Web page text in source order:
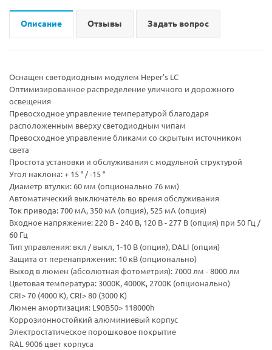
Описание Отзывы Задать вопрос
Оснащен светодиодным модулем Heper's LC
Оптимизированное распределение уличного и дорожного
освещения
Превосходное управление температурой благодаря
расположенным вверху светодиодным чипам
Превосходное управление бликами со скрытым источником
света
Простота установки и обслуживания с модульной структурой
Угол наклона: + 15 ° / -15 °
Диаметр втулки: 60 мм (опционально 76 мм)
Автоматический выключатель во время обслуживания
Ток привода: 700 мА, 350 мА (опция), 525 мА (опция)
Входное напряжение: 220 В - 240 В, 120 В - 277 В (опция) при 50 Гц /
60 Гц
Тип управления: вкл / выкл, 1-10 В (опция), DALI (опция)
Защита от перенапряжения: 10 кВ (опционально)
Выход в люмен (абсолютная фотометрия): 7000 лм - 8000 лм
Цветовая температура: 3000К, 4000К, 2700К (опционально)
CRI> 70 (4000 К), CRI> 80 (3000 К)
Люмен амортизация: L90B50> 118000h
Коррозионностойкий алюминиевый корпус
Электростатическое порошковое покрытие
RAL 9006 цвет корпуса